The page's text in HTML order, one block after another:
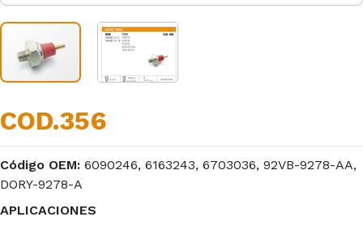
COD.356
Código OEM: 6090246, 6163243, 6703036, 92VB-9278-AA,
DORY-9278-A
APLICACIONES